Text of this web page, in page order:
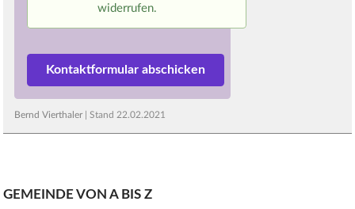
widerrufen.
Bernd Vierthaler | Stand 22.02.2021
GEMEINDE VON A BIS Z